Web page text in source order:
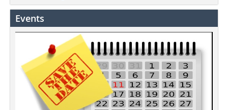
Events